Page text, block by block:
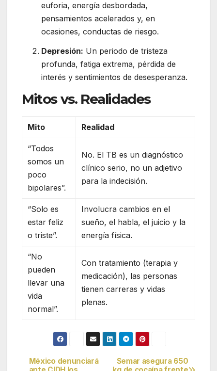
euforia, energía desbordada,
pensamientos acelerados y, en
ocasiones, conductas de riesgo.
Depresión: Un periodo de tristeza
profunda, fatiga extrema, pérdida de
interés y sentimientos de desesperanza.
Mitos vs. Realidades
Mito Realidad
“Todos
somos un
poco
bipolares”.
No. El TB es un diagnóstico
clínico serio, no un adjetivo
para la indecisión.
“Solo es
estar feliz
o triste”.
Involucra cambios en el
sueño, el habla, el juicio y la
energía física.
“No
pueden
llevar una
vida
normal”.
Con tratamiento (terapia y
medicación), las personas
tienen carreras y vidas
plenas.
Navegación
Semar asegura 650
México denunciará